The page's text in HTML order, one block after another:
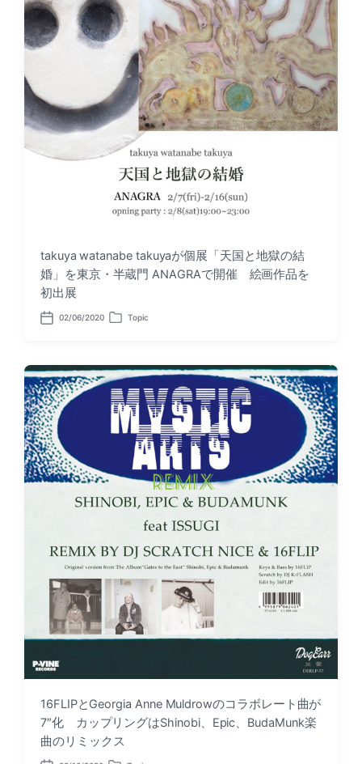
takuya watanabe takuyaが個展「天国と地獄の結
婚」を東京・半蔵門 ANAGRAで開催 絵画作品を
初出展
P
d
a
t
e
02/06/2020 P
e
d
n
Topic
16FLIPとGeorgia Anne Muldrowのコラボレート曲が
7″化 カップリングはShinobi、Epic、BudaMunk楽
曲のリミックス